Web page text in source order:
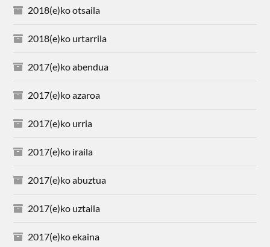
2018(e)ko otsaila
2018(e)ko urtarrila
2017(e)ko abendua
2017(e)ko azaroa
2017(e)ko urria
2017(e)ko iraila
2017(e)ko abuztua
2017(e)ko uztaila
2017(e)ko ekaina